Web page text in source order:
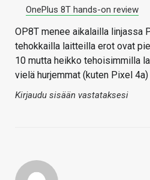
OnePlus 8T hands-on review
OP8T menee aikalailla linjassa
tehokkailla laitteilla erot ovat
10 mutta heikko tehoisimmilla
vielä hurjemmat (kuten Pixel 4a)
Kirjaudu sisään vastataksesi